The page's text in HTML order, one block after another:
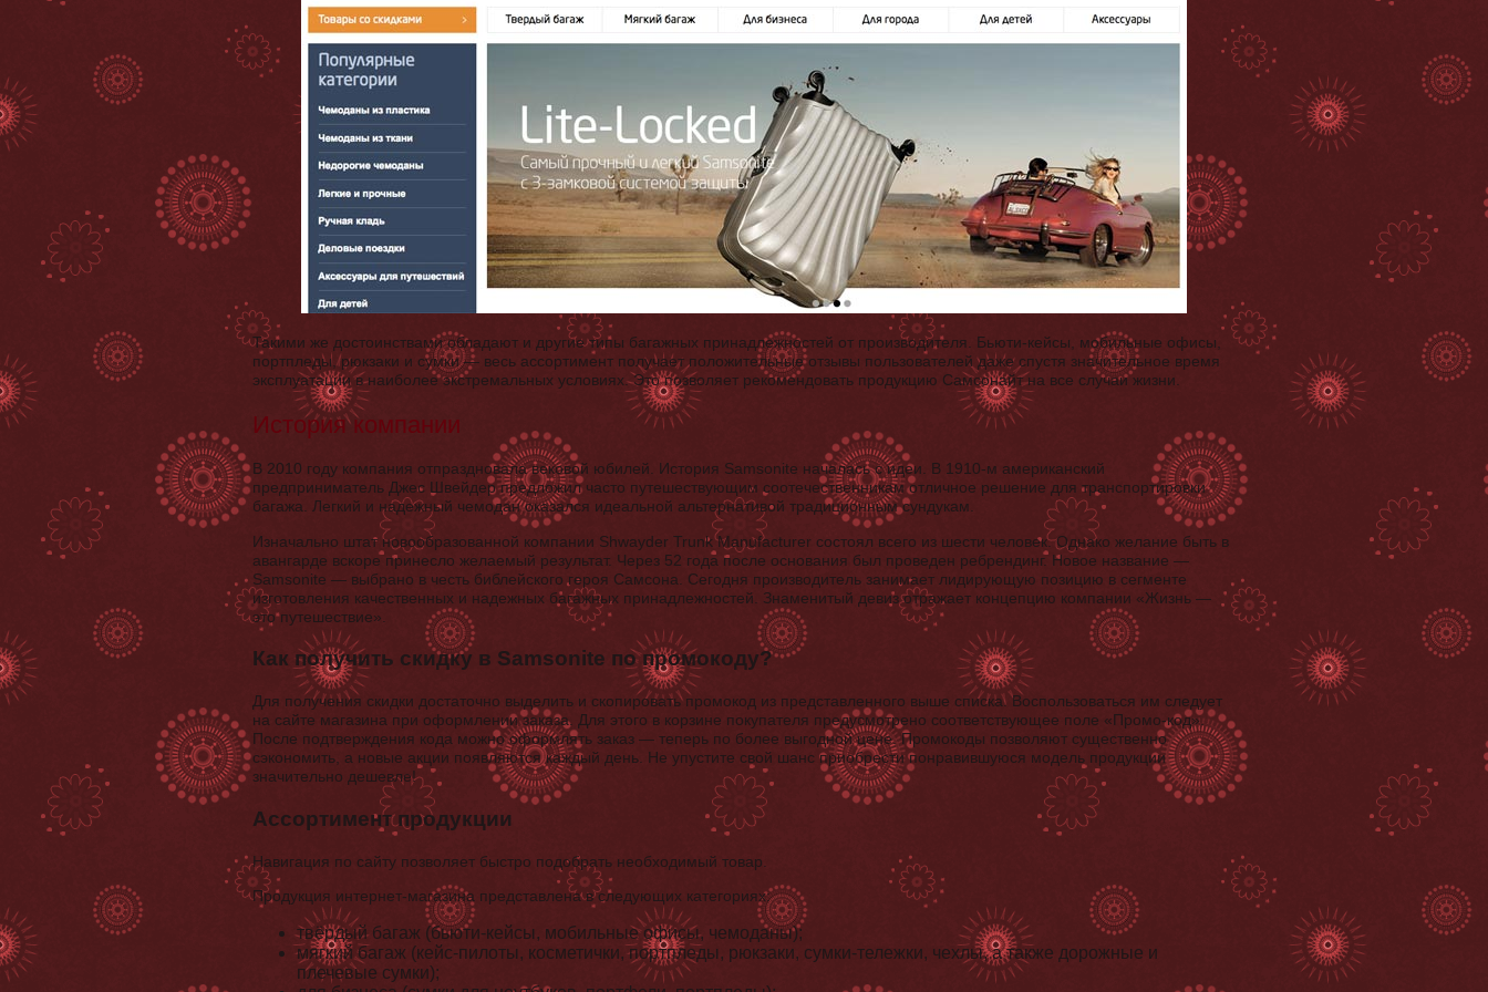
Такими же достоинствами обладают и другие типы багажных принадлежностей от производителя. Бьюти-кейсы, мобильные офисы,
портпледы, рюкзаки и сумки — весь ассортимент получает положительные отзывы пользователей даже спустя значительное время
эксплуатации в наиболее экстремальных условиях. Это позволяет рекомендовать продукцию Самсонайт на все случаи жизни.
История компании
В 2010 году компания отпраздновала вековой юбилей. История Samsonite началась с идеи. В 1910-м американский
предприниматель Джес Швейдер предложил часто путешествующим соотечественникам отличное решение для транспортировки
багажа. Легкий и надежный чемодан оказался идеальной альтернативой традиционным сундукам.
Изначально штат новообразованной компании Shwayder Trunk Manufacturer состоял всего из шести человек. Однако желание быть в
авангарде вскоре принесло желаемый результат. Через 52 года после основания был проведен ребрендинг. Новое название —
Samsonite — выбрано в честь библейского героя Самсона. Сегодня производитель занимает лидирующую позицию в сегменте
изготовления качественных и надежных багажных принадлежностей. Знаменитый девиз отражает концепцию компании «Жизнь —
это путешествие».
Как получить скидку в Samsonite по промокоду?
Для получения скидки достаточно выделить и скопировать промокод из представленного выше списка. Воспользоваться им следует
на сайте магазина при оформлении заказа. Для этого в корзине покупателя предусмотрено соответствующее поле «Промо-код».
После подтверждения кода можно оформлять заказ — теперь по более выгодной цене. Промокоды позволяют существенно
сэкономить, а новые акции появляются каждый день. Не упустите свой шанс приобрести понравившуюся модель продукции
значительно дешевле!
Ассортимент продукции
Навигация по сайту позволяет быстро подобрать необходимый товар.
Продукция интернет-магазина представлена в следующих категориях:
твёрдый багаж (бьюти-кейсы, мобильные офисы, чемоданы);
мягкий багаж (кейс-пилоты, косметички, портпледы, рюкзаки, сумки-тележки, чехлы, а также дорожные и
плечевые сумки);